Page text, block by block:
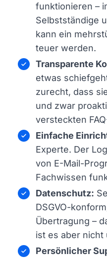
funktionieren –
Selbstständige
kann ein
teuer werden.
Transparente
etwas
zurecht, dass
und zwar
versteckten
Einfache
Experte. Der
von E-Mail-
Fachwissen
Datenschutz:
DSGVO-
Übertragung –
ist es aber nicht
Persönlicher